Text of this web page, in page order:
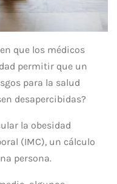
que los médicos
permitir que un
para la salud
desapercibidas?
la obesidad
(IMC), un cálculo
persona.